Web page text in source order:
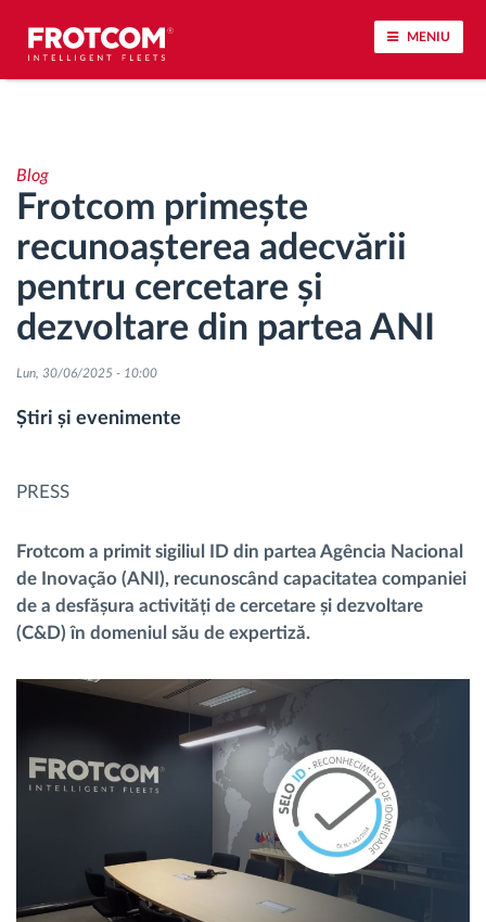
MENIU
Analiza stilului de condus
Monitorizarea timpilor de conducere
Workforce management
Controlul accesului
Managementul combustibilului
Planificarea și monitorizarea rutei
Identificarea automată a șoferului
Cum satisfacem fiecare necesitate a flotei
Blog
Frotcom primește
recunoașterea adecvării
pentru cercetare și
dezvoltare din partea ANI
Lun, 30/06/2025 - 10:00
Știri și evenimente
PRESS
Frotcom a primit sigiliul ID din partea Agência Nacional
de Inovação (ANI), recunoscând capacitatea companiei
de a desfășura activități de cercetare și dezvoltare
(C&D) în domeniul său de expertiză.